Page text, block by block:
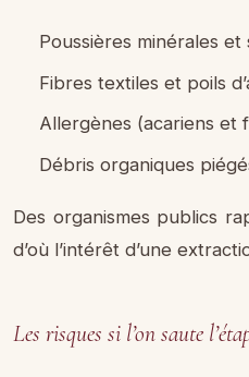
Poussières minérales
Fibres textiles et poils
Allergènes (acariens et
Débris organiques
Des organismes publics
d’où l’intérêt d’une
Les risques si l’on saute